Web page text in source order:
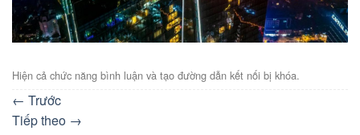
Hiện cả chức năng bình luận và tạo đường dẫn kết nối bị khóa.
← Trước
Tiếp theo →